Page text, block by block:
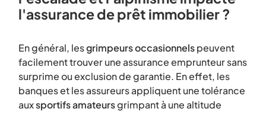
l'assurance de prêt immobilier ?
En général, lesgrimpeurs occasionnelspeuvent
facilement trouver une assurance emprunteur sans
surprime ou exclusion de garantie. En effet, les
banques et les assureurs appliquent une tolérance
auxsportifs amateursgrimpant à une altitude